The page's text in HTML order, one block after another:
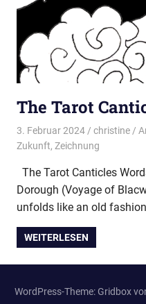
The Tarot
3. Februar 2024 christine
Zukunft, Zeichnung
The Tarot Canticles
Dorough (Voyage of
unfolds like an old
WEITERLESEN
WordPress-Theme: Gridbox